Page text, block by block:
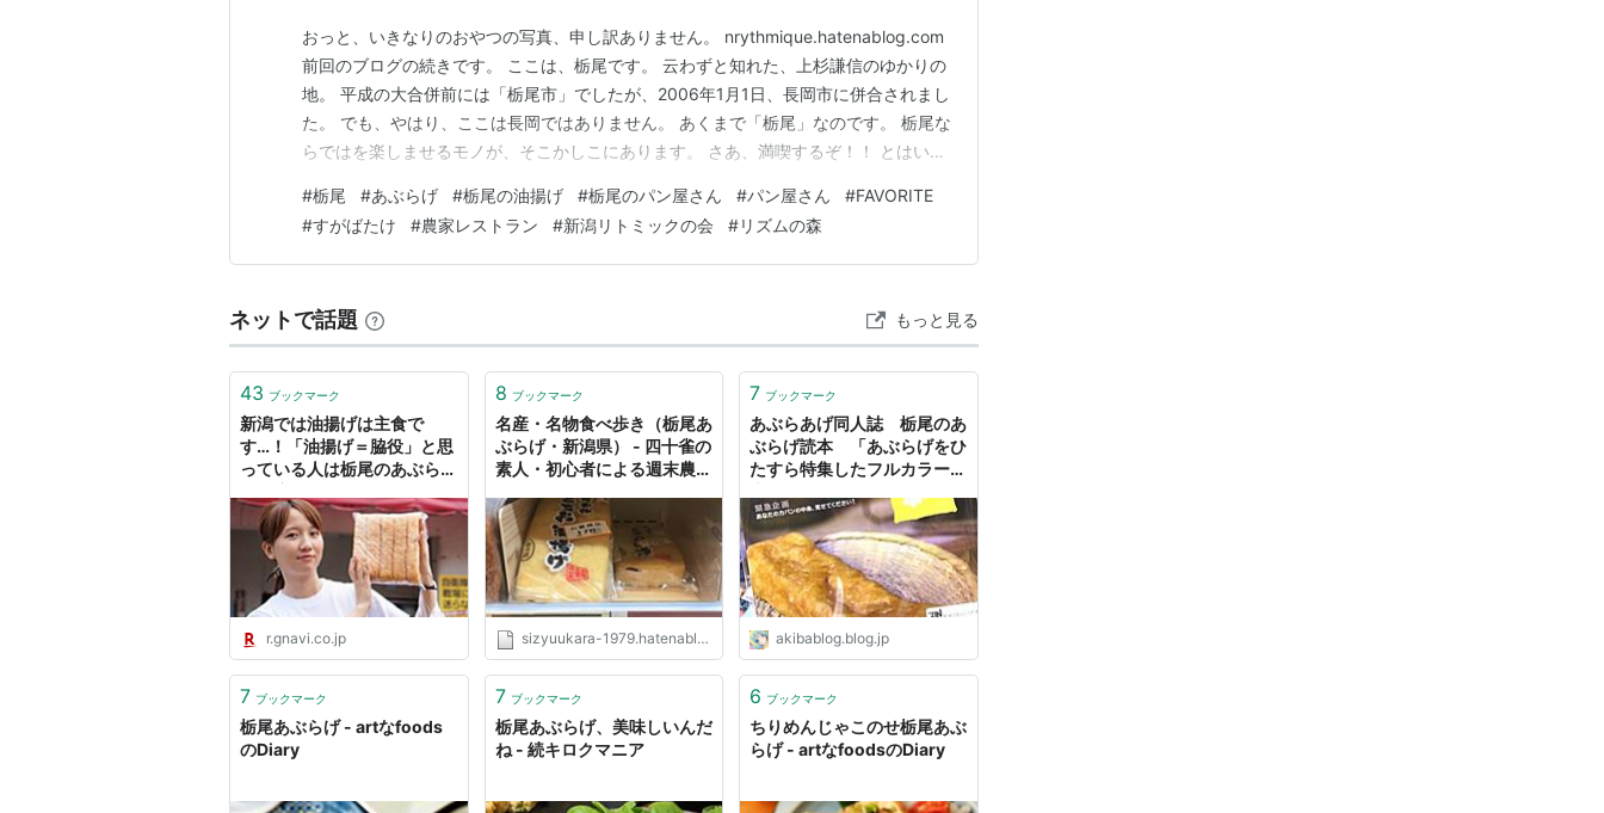
おっと、いきなりのおやつの写真、申し訳ありません。 nrythmique.hatenablog.com
前回のブログの続きです。 ここは、栃尾です。 云わずと知れた、上杉謙信のゆかりの
地。 平成の大合併前には「栃尾市」でしたが、2006年1月1日、長岡市に併合されまし
た。 でも、やはり、ここは長岡ではありません。 あくまで「栃尾」なのです。 栃尾な
らではを楽しませるモノが、そこかしこにあります。 さあ、満喫するぞ！！ とはい
を越えたりして、帰らなければなりません。 とりあえず、何が何でも、あぶらげだけ
は…！！ ぞろぞ…
#栃尾 #あぶらげ #栃尾の油揚げ #栃尾のパン屋さん #パン屋さん #FAVORITE
#すがばたけ #農家レストラン #新潟リトミックの会 #リズムの森
ネットで話題 もっと見る
43 ブックマーク
新潟では油揚げは主食で
す…！「油揚げ＝脇役」と思
っている人は栃尾のあぶらげ
- ぐるなび みんなのごはん
r.gnavi.co.jp
8 ブックマーク
名産・名物食べ歩き（栃尾あ
ぶらげ・新潟県） - 四十雀の
素人・初心者による週末農業
sizyuukara-1979.hatenablog.com
7 ブックマーク
あぶらあげ同人誌 栃尾のあ
ぶらげ読本 「あぶらげをひ
たすら特集したフルカラー
akibablog.blog.jp
7 ブックマーク
栃尾あぶらげ - artなfoods
のDiary
7 ブックマーク
栃尾あぶらげ、美味しいんだ
ね - 続キロクマニア
6 ブックマーク
ちりめんじゃこのせ栃尾あぶ
らげ - artなfoodsのDiary